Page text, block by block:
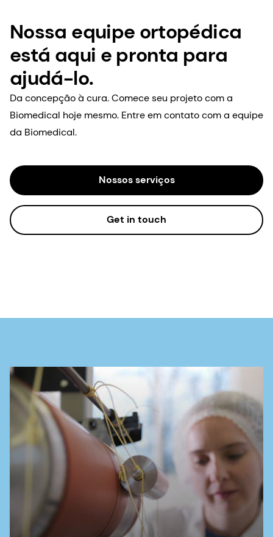
Nossa equipe ortopédica
está aqui e pronta para
ajudá-lo.
Da concepção à cura. Comece seu projeto com a
Biomedical hoje mesmo. Entre em contato com a equipe
da Biomedical.
Nossos serviços
Get in touch